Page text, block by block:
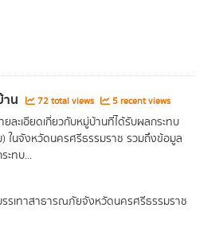
น 72 total views 5 recent views
ละเอียดเกี่ยวกับหมู่บ้านที่ได้รับผลกระทบ
ในจังหวัดนครศรีธรรมราช รวมถึงข้อมูล
ะทบ...
รเทาสาธารณภัยจังหวัดนครศรีธรรมราช